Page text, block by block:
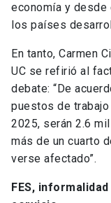
economía y
los países
En tanto, Carmen
UC se refirió al
debate: “De
puestos de
2025, serán 2.6
más de un cuarto
verse afectado”.
FES,